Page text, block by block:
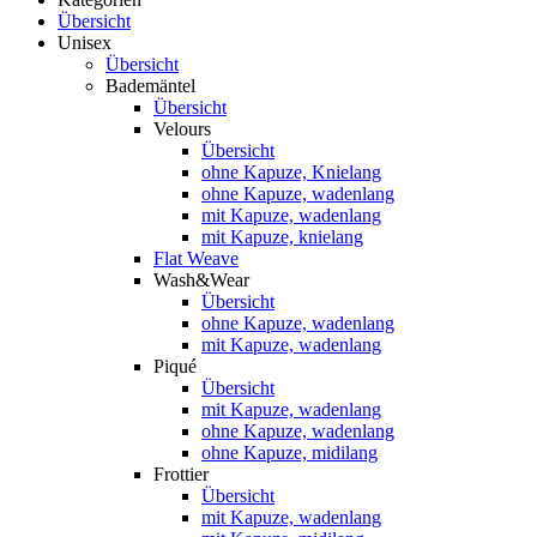
Übersicht
Unisex
Übersicht
Bademäntel
Übersicht
Velours
Übersicht
ohne Kapuze, Knielang
ohne Kapuze, wadenlang
mit Kapuze, wadenlang
mit Kapuze, knielang
Flat Weave
Wash&Wear
Übersicht
ohne Kapuze, wadenlang
mit Kapuze, wadenlang
Piqué
Übersicht
mit Kapuze, wadenlang
ohne Kapuze, wadenlang
ohne Kapuze, midilang
Frottier
Übersicht
mit Kapuze, wadenlang